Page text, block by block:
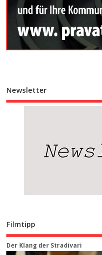
Newsletter
Filmtipp
Der Klang der Stradivari